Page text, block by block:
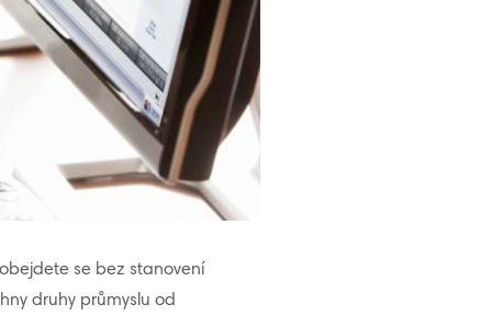
se bez stanovení
druhy průmyslu od